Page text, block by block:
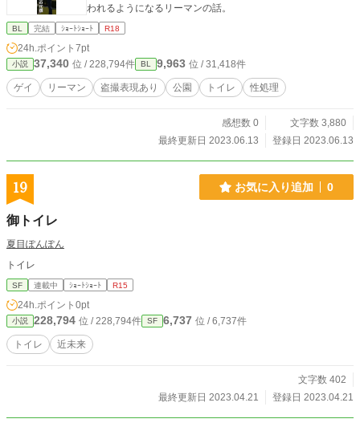
われるようになるリーマンの話。
BL 完結 ｼｮｰﾄｼｮｰﾄ R18
24h.ポイント 7pt
小説 37,340 位 / 228,794件 BL 9,963 位 / 31,418件
ゲイ リーマン 盗撮表現あり 公園 トイレ 性処理
感想数 0
文字数 3,880
最終更新日 2023.06.13
登録日 2023.06.13
19 お気に入り追加 0
御トイレ
夏目ぽんぽん
トイレ
SF 連載中 ｼｮｰﾄｼｮｰﾄ R15
24h.ポイント 0pt
小説 228,794 位 / 228,794件 SF 6,737 位 / 6,737件
トイレ 近未来
文字数 402
最終更新日 2023.04.21
登録日 2023.04.21